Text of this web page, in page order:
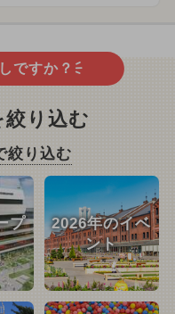
ですか？
絞り込む
絞り込む
プ
2026年のイベ
ント